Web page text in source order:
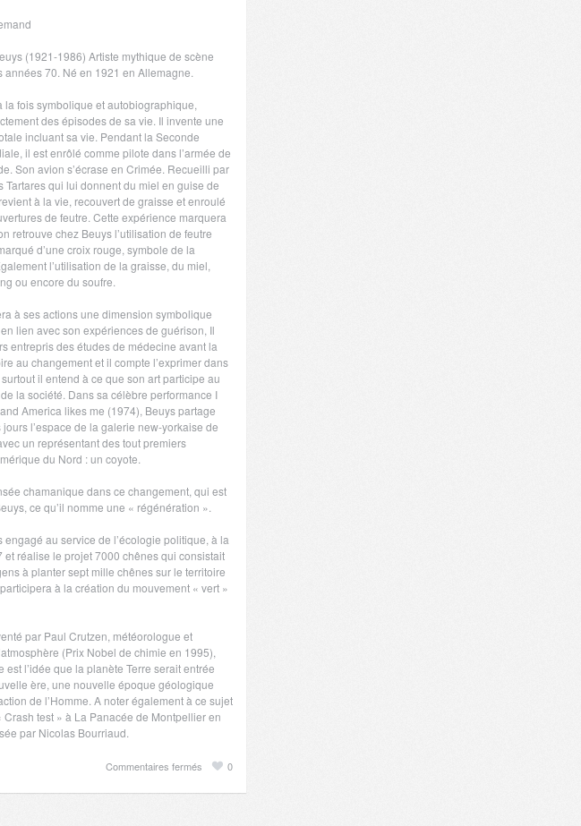
(1921-1986) Artiste mythique de scène
années 70. Né en 1921 en Allemagne.
fois symbolique et autobiographique,
des épisodes de sa vie. Il invente une
incluant sa vie. Pendant la Seconde
il est enrôlé comme pilote dans l’armée de
Son avion s’écrase en Crimée. Recueilli par
Tartares qui lui donnent du miel en guise de
à la vie, recouvert de graisse et enroulé
de feutre. Cette expérience marquera
retrouve chez Beuys l’utilisation de feutre
d’une croix rouge, symbole de la
l’utilisation de la graisse, du miel,
ou encore du soufre.
à ses actions une dimension symbolique
lien avec son expériences de guérison, Il
entrepris des études de médecine avant la
au changement et il compte l’exprimer dans
il entend à ce que son art participe au
la société. Dans sa célèbre performance I
America likes me (1974), Beuys partage
l’espace de la galerie new-yorkaise de
un représentant des tout premiers
du Nord : un coyote.
chamanique dans ce changement, qui est
ce qu’il nomme une « régénération ».
engagé au service de l’écologie politique, à la
et réalise le projet 7000 chênes qui consistait
à planter sept mille chênes sur le territoire
à la création du mouvement « vert »
par Paul Crutzen, météorologue et
(Prix Nobel de chimie en 1995),
est l’idée que la planète Terre serait entrée
ère, une nouvelle époque géologique
de l’Homme. A noter également à ce sujet
Crash test » à La Panacée de Montpellier en
par Nicolas Bourriaud.
0
Commentaires fermés sur